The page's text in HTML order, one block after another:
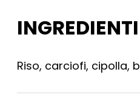
INGREDIENTI
Riso, carciofi, cipolla,